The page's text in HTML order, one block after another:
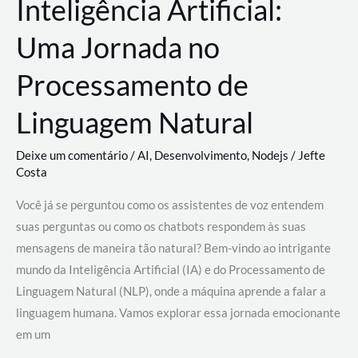
Inteligência Artificial:
Uma Jornada no
Processamento de
Linguagem Natural
Deixe um comentário/AI, Desenvolvimento, Nodejs / Jefte
Costa
Você já se perguntou como os assistentes de voz entendem
suas perguntas ou como os chatbots respondem às suas
mensagens de maneira tão natural? Bem-vindo ao intrigante
mundo da Inteligência Artificial (IA) e do Processamento de
Linguagem Natural (NLP), onde a máquina aprende a falar a
linguagem humana. Vamos explorar essa jornada emocionante
em um